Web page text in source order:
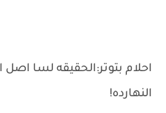
احلام بتوتر:الحقيقه لسا
النهارده!